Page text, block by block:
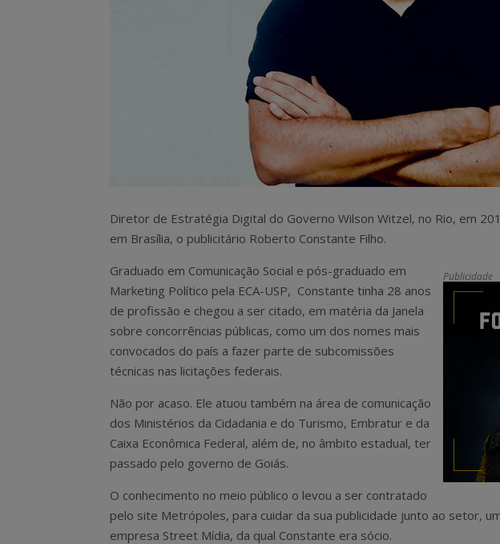
Diretor de Estratégia Digital do Governo Wilson Witzel, no Rio, em
em Brasília, o publicitário Roberto Constante Filho.
Publicidade
Graduado em Comunicação Social e pós-graduado em
Marketing Político pela ECA-USP, Constante tinha 28 anos
de profissão e chegou a ser citado, em matéria da Janela
sobre concorrências públicas, como um dos nomes mais
convocados do país a fazer parte de subcomissões
técnicas nas licitações federais.
Não por acaso. Ele atuou também na área de comunicação
dos Ministérios da Cidadania e do Turismo, Embratur e da
Caixa Econômica Federal, além de, no âmbito estadual, ter
passado pelo governo de Goiás.
O conhecimento no meio público o levou a ser contratado
pelo site Metrópoles, para cuidar da sua publicidade junto ao setor,
empresa Street Mídia, da qual Constante era sócio.